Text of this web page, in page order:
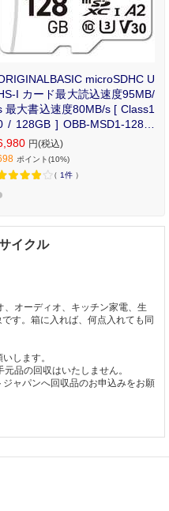
microSDHC U
I カード最大読込速度95MB/
最大書込速度80MB/s [ Class1
/ 128GB ] OBB-MSD1-128-B
円(税込)
ポイント(10%)
（ 1件 ）
イクル
、オーディオ、キッチン家電、生
す。箱に入れば、何点入れても同
します。
品の回収はいたしません。
ャパンへ回収品のお申込みをお願